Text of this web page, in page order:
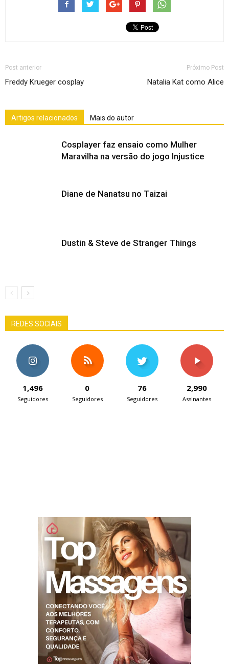
Post anterior
Freddy Krueger cosplay
Próximo Post
Natalia Kat como Alice
Artigos relacionados Mais do autor
Cosplayer faz ensaio como Mulher
Maravilha na versão do jogo Injustice
Diane de Nanatsu no Taizai
Dustin & Steve de Stranger Things
REDES SOCIAIS
1,496
Seguidores
0
Seguidores
76
Seguidores
2,990
Assinantes